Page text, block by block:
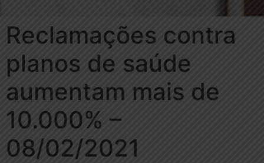
Reclamações contra
planos de saúde
aumentam mais de
10.000% –
08/02/2021